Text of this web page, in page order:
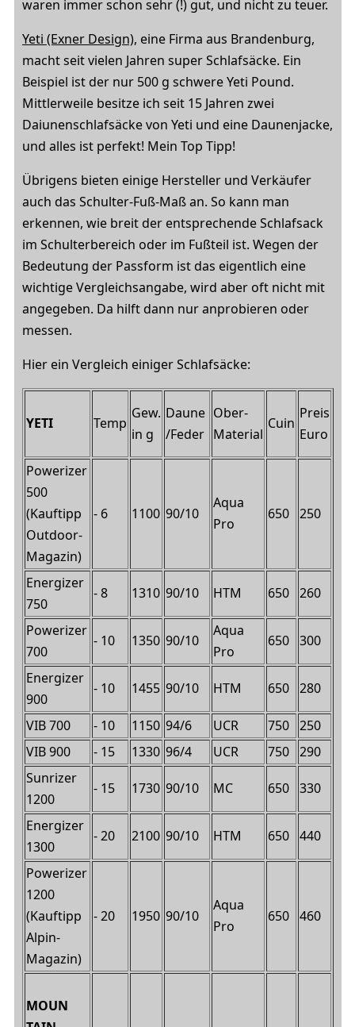
waren immer schon sehr (!) gut, und nicht zu teuer.
Yeti (Exner Design), eine Firma aus Brandenburg,
macht seit vielen Jahren super Schlafsäcke. Ein
Beispiel ist der nur 500 g schwere Yeti Pound.
Mittlerweile besitze ich seit 15 Jahren zwei
Daiunenschlafsäcke von Yeti und eine Daunenjacke,
und alles ist perfekt! Mein Top Tipp!
Übrigens bieten einige Hersteller und Verkäufer
auch das Schulter-Fuß-Maß an. So kann man
erkennen, wie breit der entsprechende Schlafsack
im Schulterbereich oder im Fußteil ist. Wegen der
Bedeutung der Passform ist das eigentlich eine
wichtige Vergleichsangabe, wird aber oft nicht mit
angegeben. Da hilft dann nur anprobieren oder
messen.
Hier ein Vergleich einiger Schlafsäcke:
YETI Temp
Gew.
in g
Daune
/Feder
Ober-
Material
Cuin
Preis
Euro
Powerizer
500
(Kauftipp
Outdoor-
Magazin)
- 6 1100 90/10
Aqua
Pro
650 250
Energizer
750
- 8 1310 90/10 HTM 650 260
Powerizer
700
- 10 1350 90/10
Aqua
Pro
650 300
Energizer
900
- 10 1455 90/10 HTM 650 280
VIB 700 - 10 1150 94/6 UCR 750 250
VIB 900
- 15 1330 96/4 UCR 750 290
Sunrizer
1200
- 15 1730 90/10 MC 650 330
Energizer
1300
- 20 2100 90/10 HTM 650 440
Powerizer
1200
(Kauftipp
Alpin-
Magazin)
- 20 1950 90/10
Aqua
Pro
650 460
MOUN